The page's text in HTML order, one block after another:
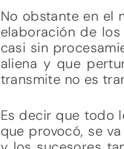
No obstante en el
elaboración de
casi sin
aliena y que
transmite no es
Es decir que todo
que provocó, se